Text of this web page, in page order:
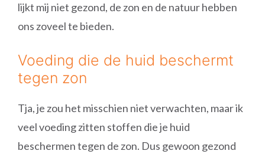
lijkt mij niet gezond, de zon en de natuur hebben
ons zoveel te bieden.
Voeding die de huid beschermt
tegen zon
Tja, je zou het misschien niet verwachten, maar ik
veel voeding zitten stoffen die je huid
beschermen tegen de zon. Dus gewoon gezond